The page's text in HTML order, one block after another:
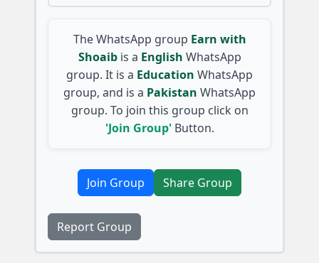
The WhatsApp group Earn with
Shoaib is a English WhatsApp
group. It is a Education WhatsApp
group, and is a Pakistan WhatsApp
group. To join this group click on
'Join Group'Button.
Join Group Share Group
Report Group